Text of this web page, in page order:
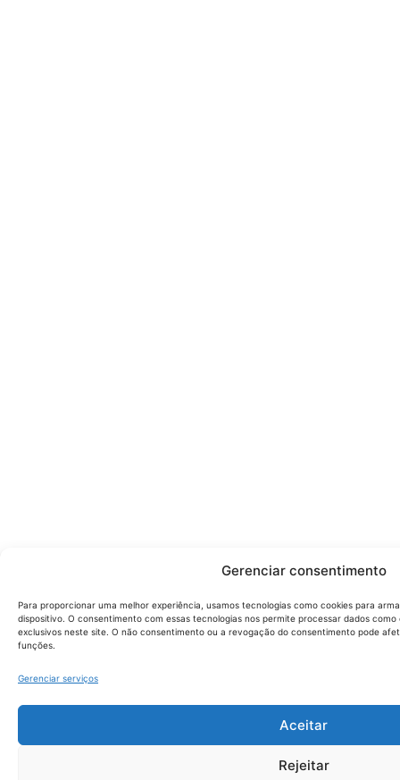
Gerenciar consentimento
Para proporcionar uma melhor experiência, usamos tecnologias como cookies para
dispositivo. O consentimento com essas tecnologias nos permite processar dados
exclusivos neste site. O não consentimento ou a revogação do consentimento pode
funções.
Gerenciar serviços
Aceitar
Rejeitar